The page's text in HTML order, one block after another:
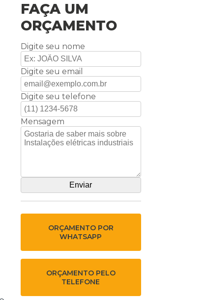
FAÇA UM
ORÇAMENTO
Digite seu nome
Digite seu email
Digite seu telefone
Mensagem
ORÇAMENTO POR
WHATSAPP
ORÇAMENTO PELO
TELEFONE